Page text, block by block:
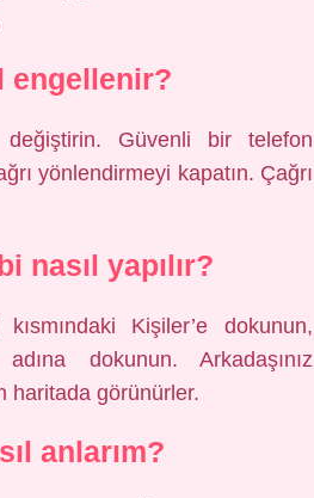
engellenir?
değiştirin. Güvenli bir telefon
yönlendirmeyi kapatın. Çağrı
nasıl yapılır?
Kişiler’e dokunun,
dokunun. Arkadaşınız
haritada görünürler.
anlarım?